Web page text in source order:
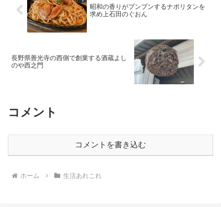
昭和の香りがプンプンするナポリタンを
求め上石田のぐおん
長野県善光寺の西側で創業する酒蔵よし
のや西之門
コメント
コメントを書き込む
ホーム 生活あれこれ